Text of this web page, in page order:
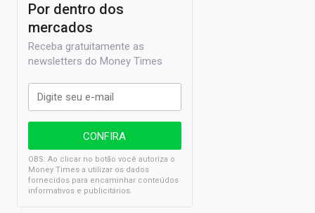
Por dentro dos
mercados
Receba gratuitamente as
newsletters do Money Times
OBS: Ao clicar no botão você autoriza o
Money Times a utilizar os dados
fornecidos para encaminhar conteúdos
informativos e publicitários.